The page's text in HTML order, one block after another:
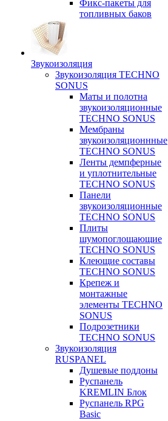
Фикс-пакеты для
топливных баков
Звукоизоляция
Звукоизоляция TECHNO
SONUS
Маты и полотна
звукоизоляционные
TECHNO SONUS
Мембраны
звукоизоляционнные
TECHNO SONUS
Ленты демпферные
и уплотнительные
TECHNO SONUS
Панели
звукоизоляционные
TECHNO SONUS
Плиты
шумопоглощающие
TECHNO SONUS
Клеющие составы
TECHNO SONUS
Крепеж и
монтажные
элементы TECHNO
SONUS
Подрозетники
TECHNO SONUS
Звукоизоляция
RUSPANEL
Душевые поддоны
Руспанель
KREMLIN Блок
Руспанель RPG
Basic